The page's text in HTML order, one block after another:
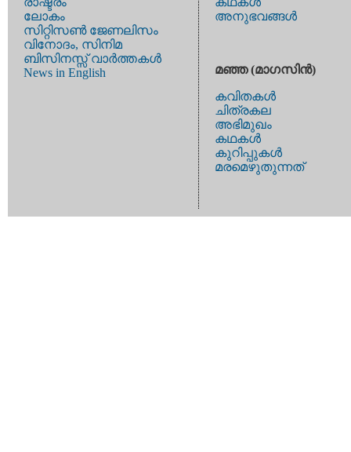
ലോകം
സിറ്റിസണ്‍ ജേണലിസം
വിനോദം, സിനിമ
ബിസിനസ്സ് വാര്‍ത്തകള്‍
News in English
അനുഭവങ്ങള്‍
മഞ്ഞ (മാഗസിന്‍)
കവിതകള്‍
ചിത്രകല
അഭിമുഖം
കഥകള്‍
കുറിപ്പുകള്‍
മരമെഴുതുന്നത്